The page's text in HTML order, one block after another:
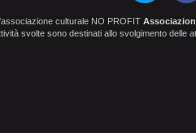
culturale NO PROFIT
svolte sono destinati allo svolgimento